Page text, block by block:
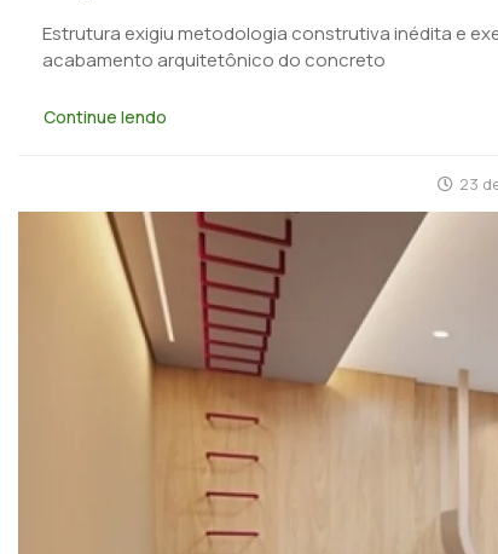
Estrutura exigiu metodologia construtiva inédita e
acabamento arquitetônico do concreto
Continue lendo
23